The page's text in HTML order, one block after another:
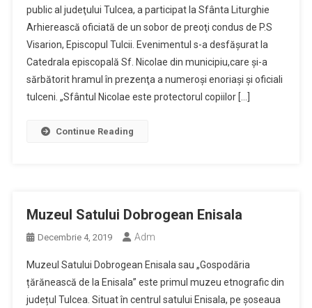
public al judeţului Tulcea, a participat la Sfânta Liturghie
Arhierească oficiată de un sobor de preoţi condus de P.S
Visarion, Episcopul Tulcii. Evenimentul s-a desfăşurat la
Catedrala episcopală Sf. Nicolae din municipiu,care şi-a
sărbătorit hramul în prezenţa a numeroşi enoriaşi şi oficiali
tulceni. „Sfântul Nicolae este protectorul copiilor […]
Continue Reading
Muzeul Satului Dobrogean Enisala
Decembrie 4, 2019 Adm
Muzeul Satului Dobrogean Enisala sau „Gospodăria
țărănească de la Enisala” este primul muzeu etnografic din
județul Tulcea. Situat în centrul satului Enisala, pe șoseaua